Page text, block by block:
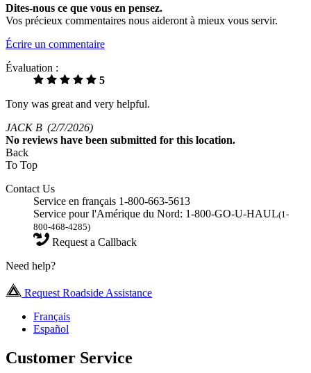
Dites-nous ce que vous en pensez.
Vos précieux commentaires nous aideront à mieux vous servir.
Écrire un commentaire
Évaluation :
5
Tony was great and very helpful.
JACK B (2/7/2026)
No reviews have been submitted for this location.
Back
To Top
Contact Us
Service en français 1-800-663-5613
Service pour l'Amérique du Nord: 1-800-GO-U-HAUL(1-
800-468-4285)
Request a Callback
Need help?
Request Roadside Assistance
Français
Español
Customer Service